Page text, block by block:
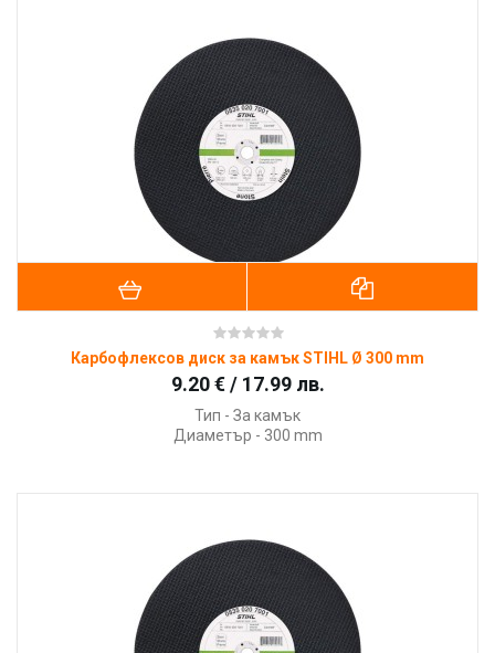
Карбофлексов диск за камък STIHL Ø 300 mm
9.20 € / 17.99 лв.
Тип - За камък
Диаметър - 300 mm